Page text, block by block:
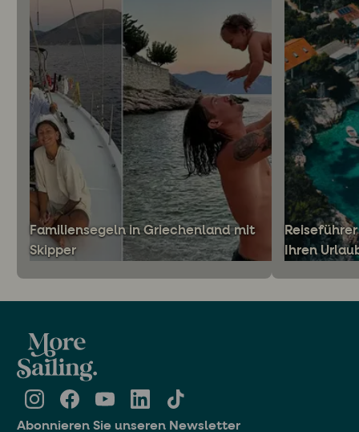
Familiensegeln in Griechenland mit
Skipper
Ihren
Abonnieren Sie unseren Newsletter